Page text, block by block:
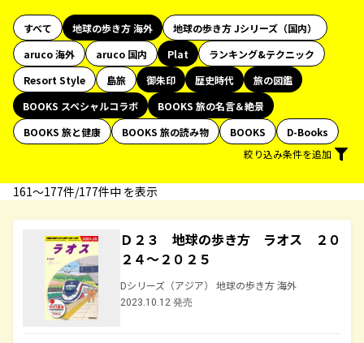
すべて 地球の歩き方 海外
地球の歩き方 Jシリーズ（国内）
aruco 海外
aruco 国内 Plat
ランキング&テクニック
Resort Style
島旅 御朱印 歴史時代
旅の図鑑
BOOKS スペシャルコラボ
BOOKS 旅の名言＆絶景
BOOKS 旅と健康
BOOKS 旅の読み物 BOOKS
D-Books
絞り込み条件を追加
161〜177件/177件中 を表示
Ｄ２３ 地球の歩き方 ラオス ２０
２４～２０２５
Dシリーズ（アジア） 地球の歩き方 海外
2023.10.12 発売